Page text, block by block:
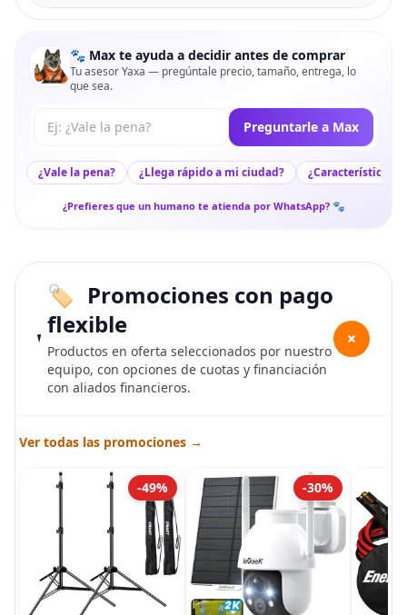
🐾 Max te ayuda a decidir antes de comprar
Tu asesor Yaxa — pregúntale precio, tamaño, entrega, lo
que sea.
Tu pregunta a Max Preguntarle a Max
¿Vale la pena? ¿Llega rápido a mi ciudad? ¿Características
¿Prefieres que un humano te atienda por WhatsApp? 🐾
Promociones con pago
flexible
Productos en oferta seleccionados por nuestro
equipo, con opciones de cuotas y financiación
con aliados financieros.
+
Ver todas las promociones →
-49% -30%